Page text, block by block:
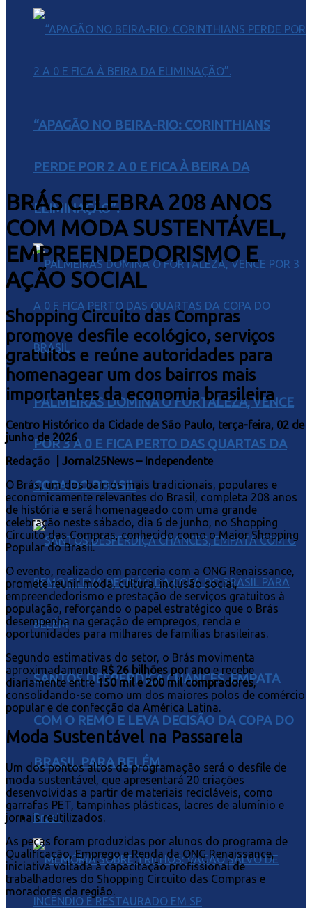
“APAGÃO NO BEIRA-RIO: CORINTHIANS
PERDE POR 2 A 0 E FICA À BEIRA DA
ELIMINAÇÃO”.
PALMEIRAS DOMINA O FORTALEZA, VENCE
POR 3 A 0 E FICA PERTO DAS QUARTAS DA
COPA DO BRASIL
SANTOS DESPERDIÇA CHANCES, EMPATA
COM O REMO E LEVA DECISÃO DA COPA DO
BRASIL PARA BELÉM
Brasil
BRÁS CELEBRA 208 ANOS
COM MODA SUSTENTÁVEL,
EMPREENDEDORISMO E
AÇÃO SOCIAL
Shopping Circuito das Compras
promove desfile ecológico, serviços
gratuitos e reúne autoridades para
homenagear um dos bairros mais
importantes da economia brasileira
Centro Histórico da Cidade de São Paulo, terça-feira, 02 de
junho de 2026
Redação | Jornal25News – Independente
O Brás, um dos bairros mais tradicionais, populares e
economicamente relevantes do Brasil, completa 208 anos
de história e será homenageado com uma grande
celebração neste sábado, dia 6 de junho, no Shopping
Circuito das Compras, conhecido como o Maior Shopping
Popular do Brasil.
O evento, realizado em parceria com a ONG Renaissance,
promete reunir moda, cultura, inclusão social,
empreendedorismo e prestação de serviços gratuitos à
população, reforçando o papel estratégico que o Brás
desempenha na geração de empregos, renda e
oportunidades para milhares de famílias brasileiras.
Segundo estimativas do setor, o Brás movimenta
aproximadamente R$ 26 bilhões por ano e recebe
diariamente entre150 mil e 200 mil compradores,
consolidando-se como um dos maiores polos de comércio
popular e de confecção da América Latina.
Moda Sustentável na Passarela
Um dos pontos altos da programação será o desfile de
moda sustentável, que apresentará 20 criações
desenvolvidas a partir de materiais recicláveis, como
garrafas PET, tampinhas plásticas, lacres de alumínio e
jornais reutilizados.
As peças foram produzidas por alunos do programa de
Qualificação, Emprego e Renda da ONG Renaissance,
iniciativa voltada à capacitação profissional de
trabalhadores do Shopping Circuito das Compras e
moradores da região.